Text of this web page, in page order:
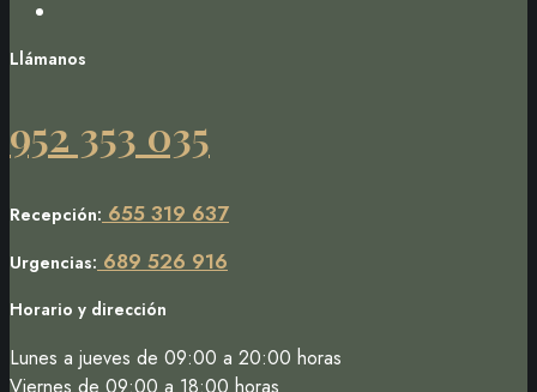
Llámanos
952 353 035
Recepción: 655 319 637
Urgencias: 689 526 916
Horario y dirección
Lunes a jueves de 09:00 a 20:00 horas
Viernes de 09:00 a 18:00 horas